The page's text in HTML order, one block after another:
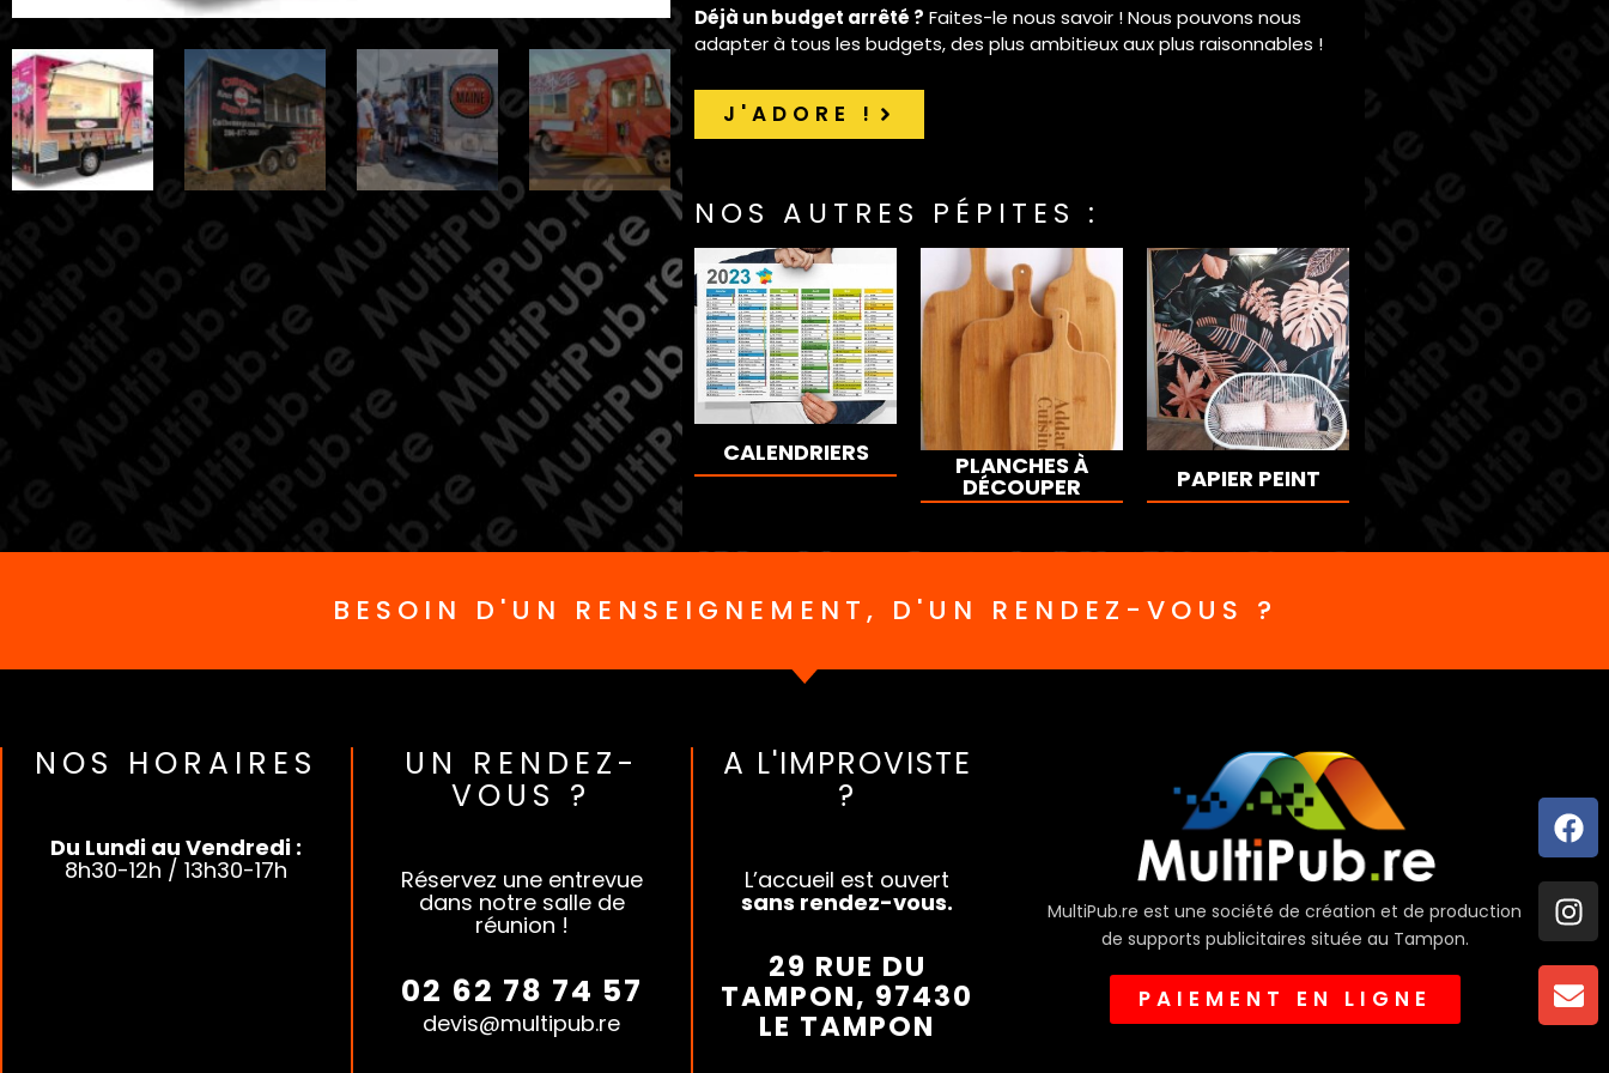
Déjà un budget arrêté ? Faites-le nous savoir ! Nous pouvons nous
adapter à tous les budgets, des plus ambitieux aux plus raisonnables !
J'ADORE !
NOS AUTRES PÉPITES :
CALENDRIERS PLANCHES À
DÉCOUPER PAPIER PEINT
BESOIN D'UN RENSEIGNEMENT, D'UN RENDEZ-VOUS ?
NOS HORAIRES
Du Lundi au Vendredi :
8h30-12h / 13h30-17h
UN RENDEZ-
VOUS ?
Réservez une entrevue
dans notre salle de
réunion !
02 62 78 74 57
devis@multipub.re
A L'IMPROVISTE
?
L’accueil est ouvert
sans rendez-vous.
29 RUE DU
TAMPON, 97430
LE TAMPON
MultiPub.re est une société de création et de production
de supports publicitaires située au Tampon.
PAIEMENT EN LIGNE